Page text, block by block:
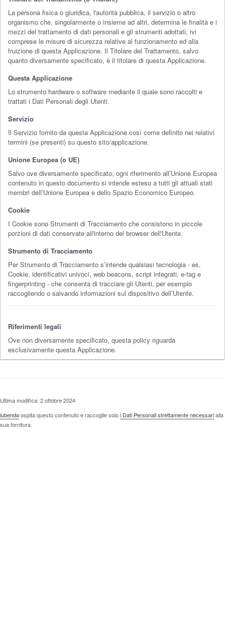
La persona fisica o giuridica, l'autorità pubblica, il servizio o altro
organismo che, singolarmente o insieme ad altri, determina le finalità e i
mezzi del trattamento di dati personali e gli strumenti adottati, ivi
comprese le misure di sicurezza relative al funzionamento ed alla
fruizione di questa Applicazione. Il Titolare del Trattamento, salvo
quanto diversamente specificato, è il titolare di questa Applicazione.
Questa Applicazione
Lo strumento hardware o software mediante il quale sono raccolti e
trattati i Dati Personali degli Utenti.
Servizio
Il Servizio fornito da questa Applicazione così come definito nei relativi
termini (se presenti) su questo sito/applicazione.
Unione Europea (o UE)
Salvo ove diversamente specificato, ogni riferimento all’Unione Europea
contenuto in questo documento si intende esteso a tutti gli attuali stati
membri dell’Unione Europea e dello Spazio Economico Europeo.
Cookie
I Cookie sono Strumenti di Tracciamento che consistono in piccole
porzioni di dati conservate all'interno del browser dell'Utente.
Strumento di Tracciamento
Per Strumento di Tracciamento s’intende qualsiasi tecnologia - es.
Cookie, identificativi univoci, web beacons, script integrati, e-tag e
fingerprinting - che consenta di tracciare gli Utenti, per esempio
raccogliendo o salvando informazioni sul dispositivo dell’Utente.
Riferimenti legali
Ove non diversamente specificato, questa policy riguarda
esclusivamente questa Applicazione.
Ultima modifica: 2 ottobre 2024
iubendaospita questo contenuto e raccoglie soloi Dati Personali strettamente necessarialla
sua fornitura.